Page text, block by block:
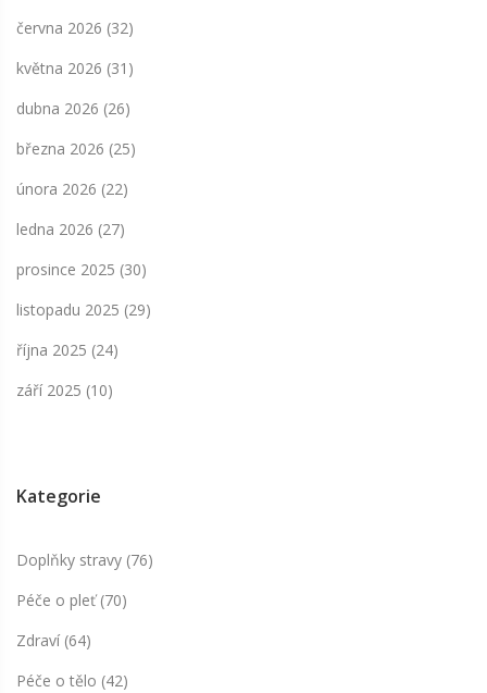
června 2026 (32)
května 2026 (31)
dubna 2026 (26)
března 2026 (25)
února 2026 (22)
ledna 2026 (27)
prosince 2025 (30)
listopadu 2025 (29)
října 2025 (24)
září 2025 (10)
Kategorie
Doplňky stravy (76)
Péče o pleť(70)
Zdraví (64)
Péče o tělo (42)